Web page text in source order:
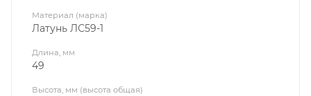
Материал (марка)
Латунь ЛС59-1
Длина, мм
49
Высота, мм (высота общая)